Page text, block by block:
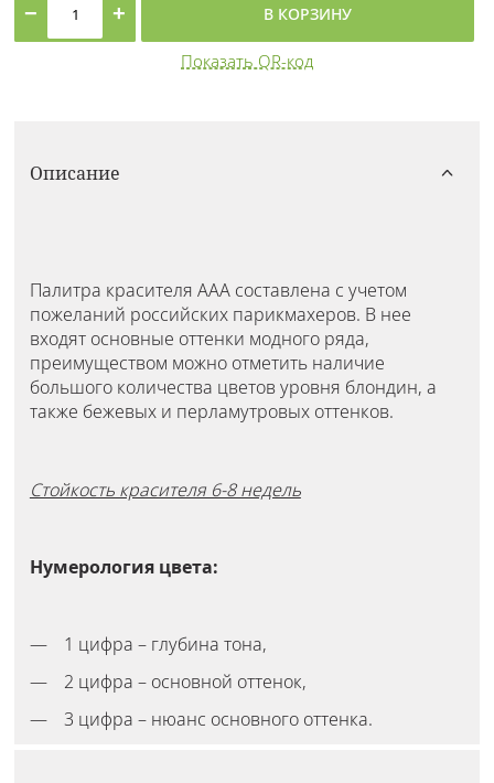
− + В КОРЗИНУ
Показать QR-код
Описание
Палитра красителя ААА составлена с учетом
пожеланий российских парикмахеров. В нее
входят основные оттенки модного ряда,
преимуществом можно отметить наличие
большого количества цветов уровня блондин, а
также бежевых и перламутровых оттенков.
Стойкость красителя 6-8 недель
Нумерология цвета:
1 цифра – глубина тона,
2 цифра – основной оттенок,
3 цифра – нюанс основного оттенка.